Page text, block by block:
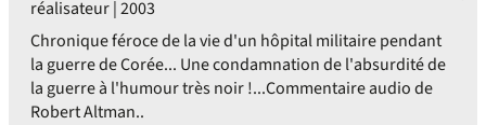
réalisateur | 2003
Chronique féroce de la vie d'un hôpital militaire pendant
la guerre de Corée... Une condamnation de l'absurdité de
la guerre à l'humour très noir !...Commentaire audio de
Robert Altman..